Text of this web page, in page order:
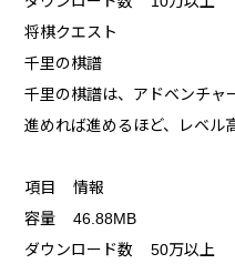
将棋クエスト
千里の棋譜
千里の棋譜は、アドベンチャ
進めれば進めるほど、レベル
項目 情報
容量 46.88MB
ダウンロード数 50万以上